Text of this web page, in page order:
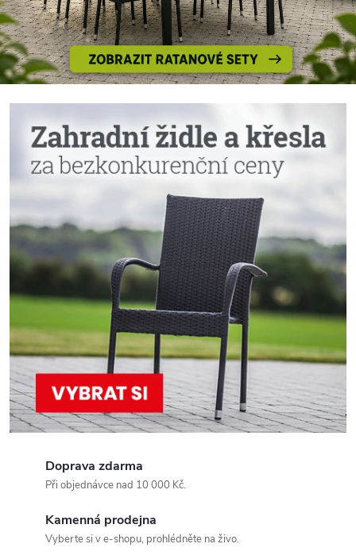
Doprava zdarma
Při objednávce nad 10 000 Kč.
Kamenná prodejna
Vyberte si v e-shopu, prohlédněte na živo.